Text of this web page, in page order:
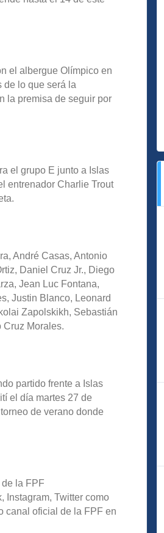
el albergue Olímpico en
de lo que será la
la premisa de seguir por
el grupo E junto a Islas
entrenador Charlie Trout
André Casas, Antonio
Daniel Cruz Jr., Diego
Jean Luc Fontana,
Justin Blanco, Leonard
Zapolskikh, Sebastián
Cruz Morales.
partido frente a Islas
el día martes 27 de
de verano donde
la FPF
Instagram, Twitter como
canal oficial de la FPF en